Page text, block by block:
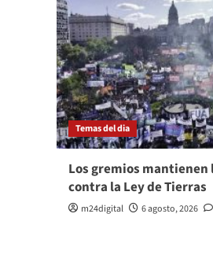
Temas del dia
Los gremios mantienen
contra la Ley de Tierras
m24digital 6 agosto, 2026